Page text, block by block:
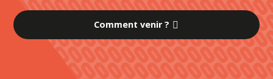
Comment venir ?